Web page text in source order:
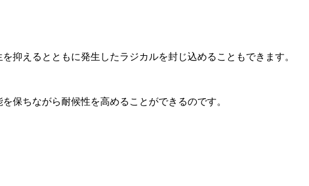
抑えるとともに発生したラジカルを封じ込めることもできます。
保ちながら耐候性を高めることができるのです。